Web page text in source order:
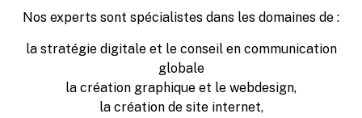
Nos experts sont spécialistes dans les domaines de :
la stratégie digitale et le conseil en communication
globale
la création graphique et le webdesign,
la création de site internet,